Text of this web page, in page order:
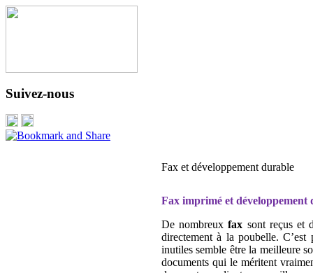
Suivez-nous
Fax et développement durable
Fax imprimé et développement
De nombreux fax sont reçus et
directement à la poubelle.
inutiles semble être la meilleure
documents qui le méritent